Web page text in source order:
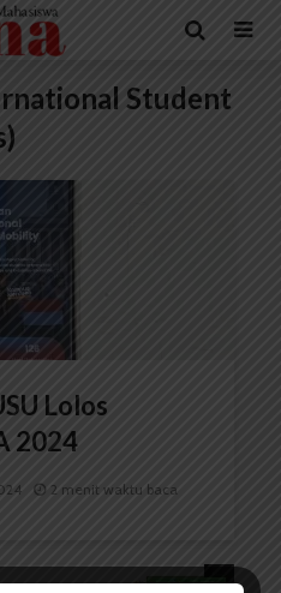
Student
Lolos
2024
2 menit waktu baca